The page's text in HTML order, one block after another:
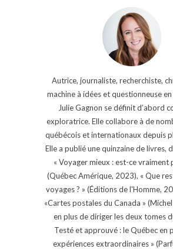
Autrice, journaliste, recherchiste,
machine à idées et questionneuse
Julie Gagnon se définit d’abord
exploratrice. Elle collabore à de
québécois et internationaux depuis
Elle a publié une quinzaine de livres,
« Voyager mieux : est-ce vraiment
(Québec Amérique, 2023), « Que
voyages ? » (Éditions de l'Homme,
«Cartes postales du Canada »
en plus de diriger les deux tomes
Testé et approuvé : le Québec en
expériences extraordinaires »